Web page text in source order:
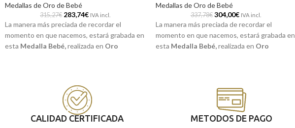
Medallas de Oro de Bebé
315,27€ 283,74€ IVA incl.
La manera más preciada de recordar el
momento en que nacemos, estará grabada en
esta Medalla Bebé,realizada en Oro
Puedes encontrarla en nuestras tiendas
de Málaga, o comprarla online y te la
enviamos a casa.
Medallas de Oro de Bebé
337,78€ 304,00€ IVA incl.
La manera más preciada de recordar el
momento en que nacemos, estará grabada en
esta Medalla Bebé,realizada en Oro
de Málaga y Melilla, o comprarla online y te
la enviamos a casa.
CALIDAD CERTIFICADA METODOS DE PAGO